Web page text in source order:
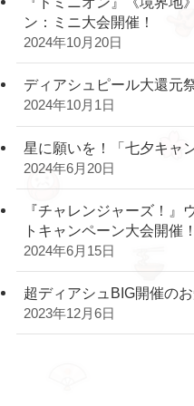
ン：ミニ大会開催！
2024年10月20日
ディアシュピール大還元
2024年10月1日
星に願いを！「七夕キャ
2024年6月20日
『チャレンジャーズ！』
トキャンペーン大会開催！
2024年6月15日
超ディアシュBIG開催の
2023年12月6日